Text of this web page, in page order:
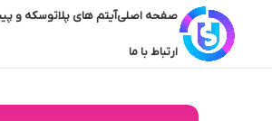
صفحه اصلیآیتم های پلاتوسکه و
ارتباط با ما